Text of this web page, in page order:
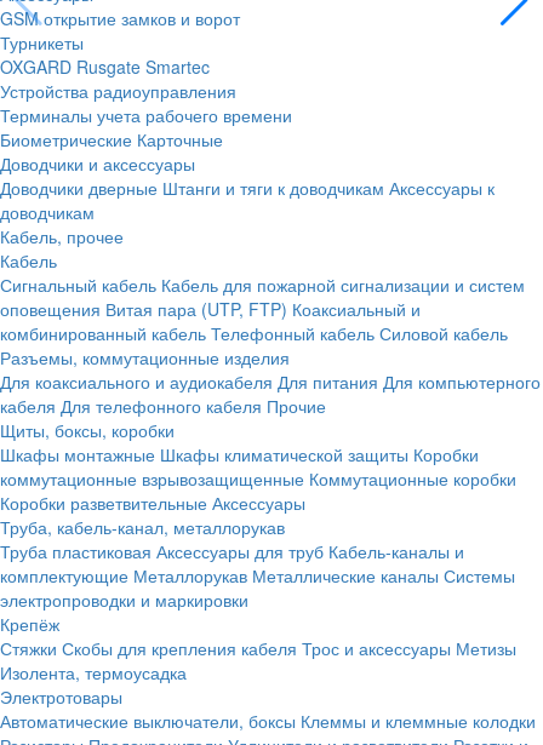
GSM открытие замков и ворот
Турникеты
OXGARD Rusgate Smartec
Устройства радиоуправления
Терминалы учета рабочего времени
Биометрические Карточные
Доводчики и аксессуары
Доводчики дверные Штанги и тяги к доводчикам Аксессуары к
доводчикам
Кабель, прочее
Кабель
Сигнальный кабель Кабель для пожарной сигнализации и систем
оповещения Витая пара (UTP, FTP) Коаксиальный и
комбинированный кабель Телефонный кабель Силовой кабель
Разъемы, коммутационные изделия
Для коаксиального и аудиокабеля Для питания Для компьютерного
кабеля Для телефонного кабеля Прочие
Щиты, боксы, коробки
Шкафы монтажные Шкафы климатической защиты Коробки
коммутационные взрывозащищенные Коммутационные коробки
Коробки разветвительные Аксессуары
Труба, кабель-канал, металлорукав
Труба пластиковая Аксессуары для труб Кабель-каналы и
комплектующие Металлорукав Металлические каналы Системы
электропроводки и маркировки
Крепёж
Стяжки Скобы для крепления кабеля Трос и аксессуары Метизы
Изолента, термоусадка
Электротовары
Автоматические выключатели, боксы Клеммы и клеммные колодки